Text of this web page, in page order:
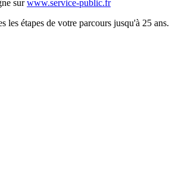
surwww.service-public.fr
les étapes de votre parcours jusqu'à 25 ans.